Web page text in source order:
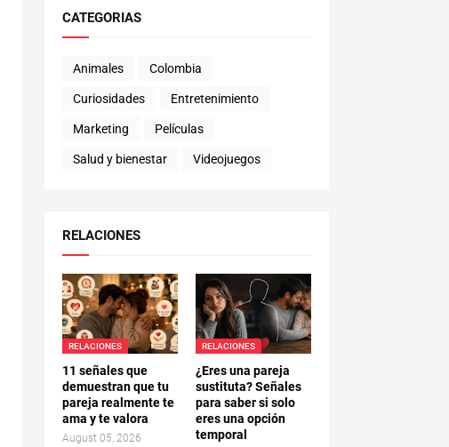
CATEGORIAS
Animales Colombia
Curiosidades Entretenimiento
Marketing Películas
Salud y bienestar Videojuegos
RELACIONES
RELACIONES
11 señales que
demuestran que tu
pareja realmente te
ama y te valora
August 05, 2026
RELACIONES
¿Eres una pareja
sustituta? Señales
para saber si solo
eres una opción
temporal